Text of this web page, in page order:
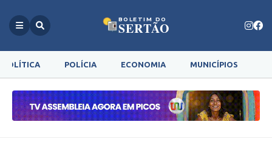
BOLETIM DO
SERTÃO
POLÍTICA POLÍCIA ECONOMIA MUNICÍPIOS